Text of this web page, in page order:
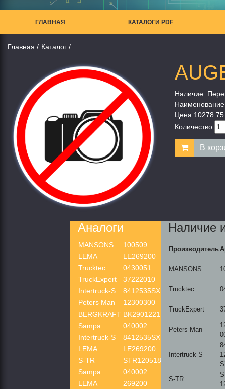
ГЛАВНАЯ КАТАЛОГИ PDF
Главная Каталог
Наличие:
Цена
Количество
В
Аналоги
MANSONS
100509
LEMA
LE269200
Trucktec
0430051
TruckExpert
37222010
Intertruck-S
8412535SX
Peters Man
12300300
BERGKRAFT BK2901221SP
Sampa
040002
Intertruck-S
8412535SX
LEMA
LE269200
S-TR
STR120518
Sampa
040002
LEMA
269200
Наличие
Производитель
MANSONS
Trucktec
TruckExpert
Peters Man
Intertruck-S
S-TR